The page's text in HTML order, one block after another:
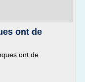
ont de
ont de